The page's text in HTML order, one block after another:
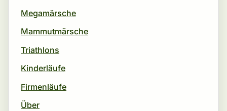
Megamärsche
Mammutmärsche
Triathlons
Kinderläufe
Firmenläufe
Über